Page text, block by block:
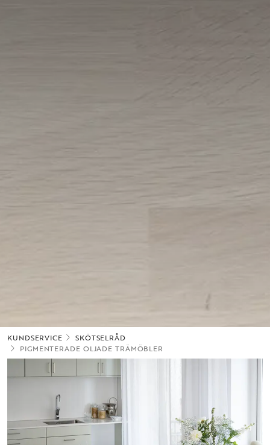
KUNDSERVICE
SKÖTSELRÅD
PIGMENTERADE OLJADE TRÄMÖBLER